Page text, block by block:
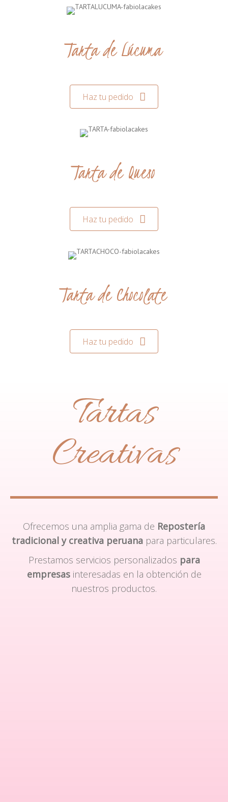
Tarta de Lúcuma
Haz tu pedido
Tarta de Queso
Haz tu pedido
Tarta de Chocolate
Haz tu pedido
Tartas
Creativas
Ofrecemos una amplia gama de Repostería
tradicional y creativa peruanapara particulares.
Prestamos servicios personalizados para
empresasinteresadas en la obtención de
nuestros productos.